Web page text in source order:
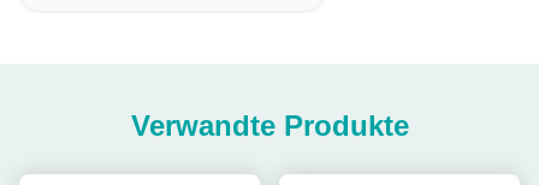
Verwandte Produkte